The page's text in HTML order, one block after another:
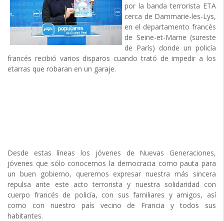
por la banda terrorista ETA
cerca de Dammarie-les-Lys,
en el departamento francés
de Seine-et-Marne (sureste
de París) donde un policía
francés recibió varios disparos cuando trató de impedir a los
etarras que robaran en un garaje.
Desde estas líneas los jóvenes de Nuevas Generaciones,
jóvenes que sólo conocemos la democracia como pauta para
un buen gobierno, queremos expresar nuestra más sincera
repulsa ante este acto terrorista y nuestra solidaridad con
cuerpo francés de policía, con sus familiares y amigos, así
como con nuestro país vecino de Francia y todos sus
habitantes.